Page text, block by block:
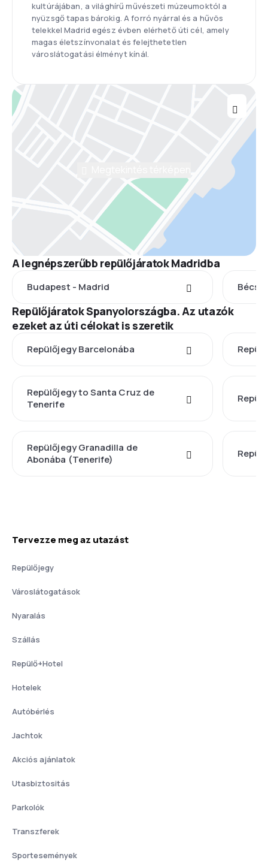
kultúrájában, a világhírű művészeti múzeumoktól a
nyüzsgő tapas bárokig. A forró nyárral és a hűvös
telekkel Madrid egész évben elérhető úti cél, amely
magas életszínvonalat és felejthetetlen
városlátogatási élményt kínál.
A legnépszerűbb repülőjáratok Madridba
Budapest - Madrid Bécs
Repülőjáratok Spanyolországba. Az utazók
ezeket az úti célokat is szeretik
Repülőjegy Barcelonába
Repülőjegy to Santa Cruz de
Tenerife
Repülőjegy Granadilla de
Abonába (Tenerife)
Tervezze meg az utazást
Repülőjegy
Városlátogatások
Nyaralás
Szállás
Repülő+Hotel
Hotelek
Autóbérlés
Jachtok
Akciós ajánlatok
Utasbiztositás
Parkolók
Transzferek
Sportesemények